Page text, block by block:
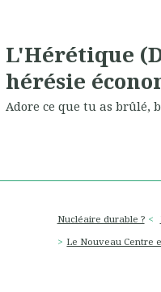
L'Hérétique
hérésie
Adore ce que tu as brûlé,
Nucléaire durable ?
Le Nouveau Centre